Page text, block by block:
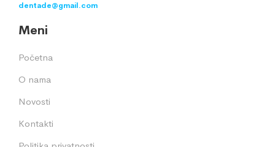
dentade@gmail.com
Meni
Početna
O nama
Novosti
Kontakti